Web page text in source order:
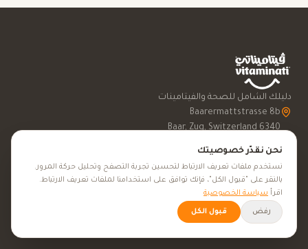
دليلك الشامل للصحة والفيتامينات
6340 Baar, Zug, Switzerland
English
المكملات من أ إلى ي
نحن نقدّر خصوصيتك
نستخدم ملفات تعريف الارتباط لتحسين تجربة التصفح وتحليل حركة المرور.
بالنقر على "قبول الكل"، فإنك توافق على استخدامنا لملفات تعريف الارتباط.
اقرأ سياسة الخصوصية
رفض قبول الكل